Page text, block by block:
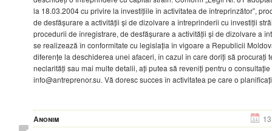
la 18.03.2004 cu privire la investițiile în activitatea de întreprinzător”,
de desfășurare a activității și de dizolvare a întreprinderii cu investiții
procedurii de înregistrare, de desfășurare a activității și de dizolvare a
se realizează în conformitate cu legislația în vigoare a Republicii
diferențe la deschiderea unei afaceri, în cazul în care doriți să procurați
neclarități sau mai multe detalii, ați putea să reveniți pentru o
info@antreprenor.su. Vă doresc succes în activitatea pe care o
Anonim